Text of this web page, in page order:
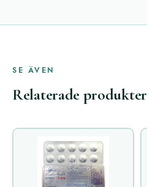
SE ÄVEN
Relaterade produkter